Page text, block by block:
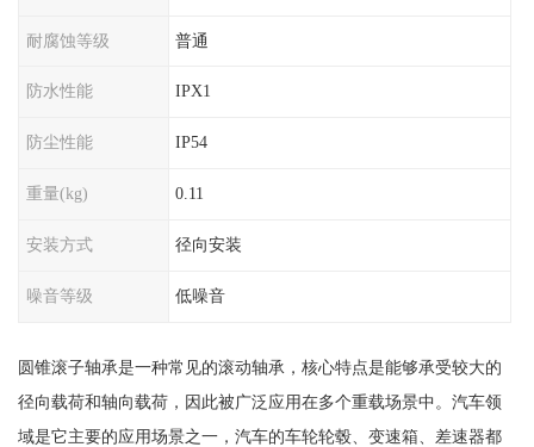
耐腐蚀等级 普通
防水性能 IPX1
防尘性能 IP54
重量(kg) 0.11
安装方式 径向安装
噪音等级 低噪音
圆锥滚子轴承是一种常见的滚动轴承，核心特点是能够承受较大的
径向载荷和轴向载荷，因此被广泛应用在多个重载场景中。汽车领
域是它主要的应用场景之一，汽车的车轮轮毂、变速箱、差速器都